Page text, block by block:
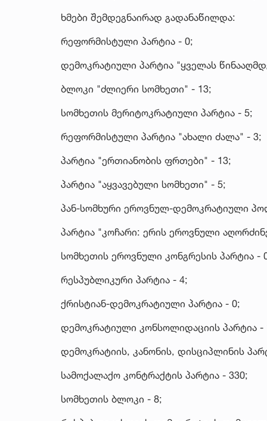
ხმები შემდეგნაირად გადანაწილდა:
რეფორმისტული პარტია - 0;
დემოკრატიული პარტია "ყველას
ბლოკი "ძლიერი სომხეთი" - 13;
სომხეთის მერიტოკრატიული პარტია - 5;
რეფორმისტული პარტია "ახალი ძალა" - 3;
პარტია "ერთიანობის ფრთები" - 13;
პარტია "აყვავებული სომხეთი" - 5;
პან-სომხური ეროვნულ-დემოკრატიული
პარტია "კოჩარი: ერის ეროვნული
სომხეთის ეროვნული კონგრესის პარტია -
რესპუბლიკური პარტია - 4;
ქრისტიან-დემოკრატიული პარტია - 0;
დემოკრატიული კონსოლიდაციის პარტია -
დემოკრატიის, კანონის, დისციპლინის
სამოქალაქო კონტრაქტის პარტია - 330;
სომხეთის ბლოკი - 8;